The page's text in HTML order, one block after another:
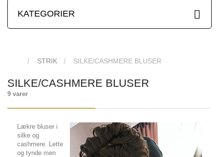
KATEGORIER
STRIK SILKE/CASHMERE BLUSER
SILKE/CASHMERE BLUSER
9 varer
Lækre bluser i
silke og
cashmere. Lette
og tynde men